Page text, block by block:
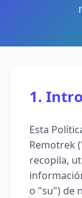
1.
Esta
Remotrek
recopila,
o "su") de